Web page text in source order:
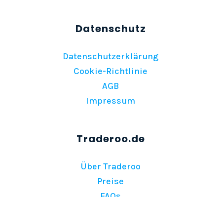
Datenschutzerklärung
Cookie-Richtlinie
AGB
Impressum
Über Traderoo
Preise